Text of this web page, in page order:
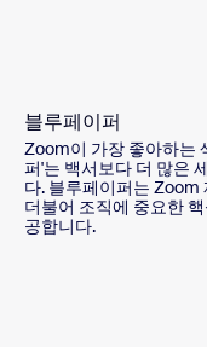
블루페이퍼
Zoom이 가장 좋아하는
퍼'는 백서보다 더 많은
다. 블루페이퍼는 Zoom
더불어 조직에 중요한
공합니다.